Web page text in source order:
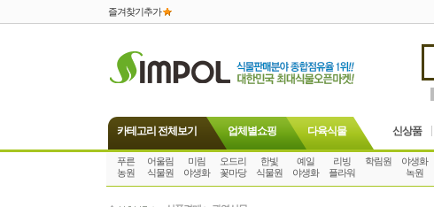
즐겨찾기추가
카테고리 전체보기 업체별쇼핑 다육식물 신상품
푸른
농원
어울림
식물원
미림
야생화
오드리
꽃마당
한빛
식물원
예일
야생화
리빙
플라워
학림원
야생화
녹원